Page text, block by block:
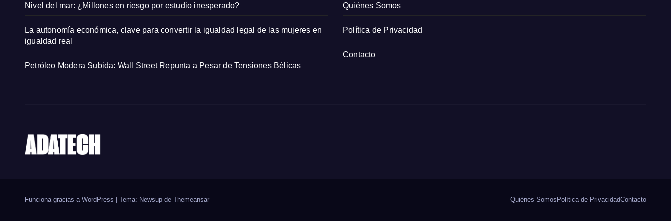
Nivel del mar: ¿Millones en riesgo por estudio inesperado?
La autonomía económica, clave para convertir la igualdad legal de las mujeres en
igualdad real
Petróleo Modera Subida: Wall Street Repunta a Pesar de Tensiones Bélicas
Quiénes Somos
Política de Privacidad
Contacto
Funciona gracias a WordPress Tema: Newsup de Themeansar Quiénes Somos Política de PrivacidadContacto